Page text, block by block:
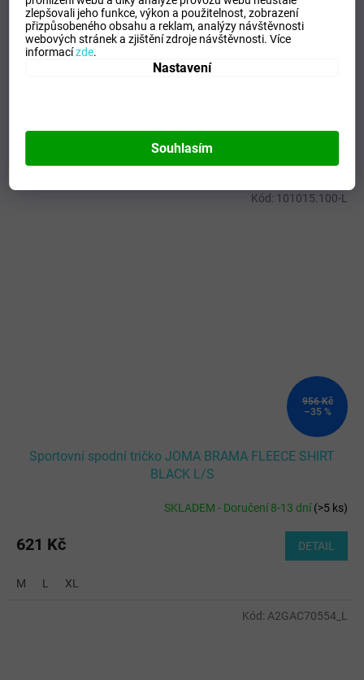
zlepšovali jeho funkce, výkon a použitelnost,zobrazení
přizpůsobeného obsahu a reklam, analýzy návštěvnosti
webových stránek a zjištění zdroje návštěvnosti.Více
informacízde.
Nastavení
Souhlasím
Mohlo by se vám líbit
956 Kč
–35 %
Sportovní spodní tričko JOMA BRAMA FLEECE SHIRT
BLACK L/S
SKLADEM - Doručení 8-13 dní(>5 ks)
621 Kč DETAIL
M L XL
Kód: 101015.100-L
Kód: A2GAC70554_L
Kategorie:
Dámské termoprádlo
EAN:
Zvolte variantu
Tipo Mdelo: